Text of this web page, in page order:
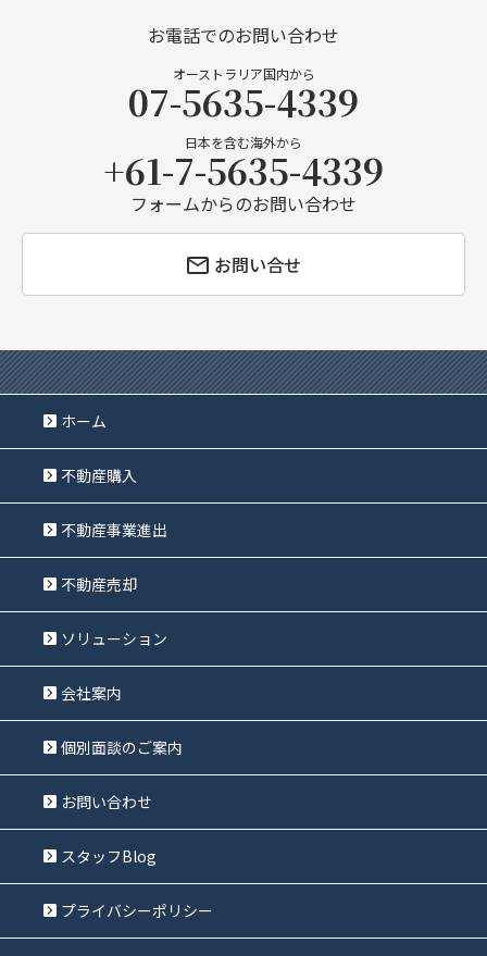
お電話でのお問い合わせ
オーストラリア国内から
07-5635-4339
日本を含む海外から
+61-7-5635-4339
フォームからのお問い合わせ
お問い合せ
ホーム
不動産購入
不動産事業進出
不動産売却
ソリューション
会社案内
個別面談のご案内
お問い合わせ
スタッフBlog
プライバシーポリシー